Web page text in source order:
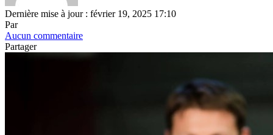
Dernière mise à jour : février 19, 2025 17:10
Par
Aucun commentaire
Partager